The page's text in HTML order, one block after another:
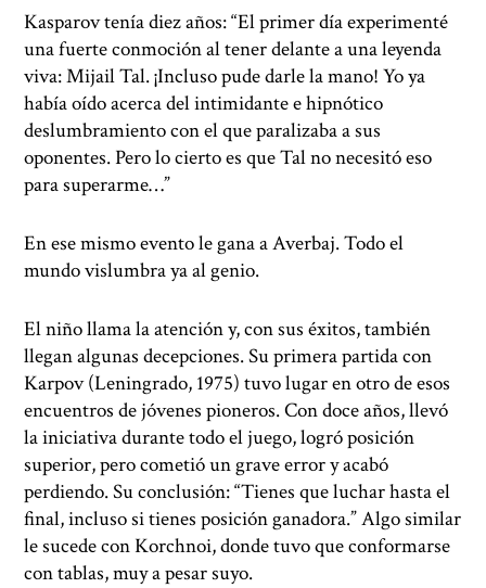
Kasparov tenía diez años: “El primer día experimenté
una fuerte conmoción al tener delante a una leyenda
viva: Mijail Tal. ¡Incluso pude darle la mano! Yo ya
había oído acerca del intimidante e hipnótico
deslumbramiento con el que paralizaba a sus
oponentes. Pero lo cierto es que Tal no necesitó eso
para superarme…”
En ese mismo evento le gana a Averbaj. Todo el
mundo vislumbra ya al genio.
El niño llama la atención y, con sus éxitos, también
llegan algunas decepciones. Su primera partida con
Karpov (Leningrado, 1975) tuvo lugar en otro de esos
encuentros de jóvenes pioneros. Con doce años, llevó
la iniciativa durante todo el juego, logró posición
superior, pero cometió un grave error y acabó
perdiendo. Su conclusión: “Tienes que luchar hasta el
final, incluso si tienes posición ganadora.” Algo similar
le sucede con Korchnoi, donde tuvo que conformarse
con tablas, muy a pesar suyo.